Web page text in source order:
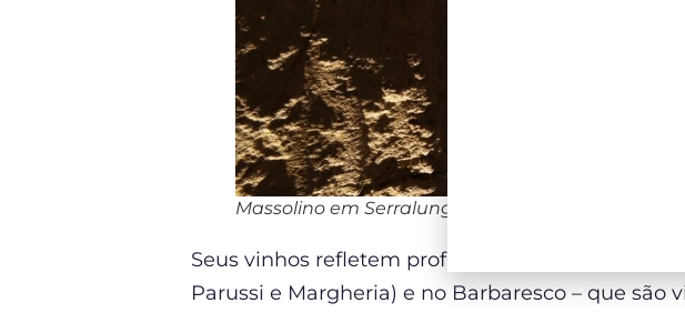
Massolino em Serralunga d’Alba
Seus vinhos refletem profundidade e
Parussi e Margheria) e no Barbaresco – que